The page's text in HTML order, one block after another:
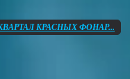
КРАСНЫХ ФОНАР...